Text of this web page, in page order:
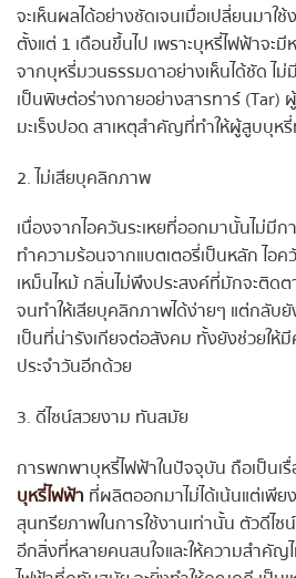
จะเห็นผลได้อย่างชัดเจนเมื่อเปลี่ยนมาใ
ตั้งแต่ 1 เดือนขึ้นไป เพราะบุหรี่ไฟฟ้าจ
จากบุหรี่มวนธรรมดาอย่างเห็นได้ชัด ไม่
เป็นพิษต่อร่างกายอย่างสารทาร์ (Tar)
มะเร็งปอด สาเหตุสำคัญที่ทำให้ผู้สูบบุห
2. ไม่เสียบุคลิกภาพ
เนื่องจากไอควันระเหยที่ออกมานั้นไม่มีกา
ทำความร้อนจากแบตเตอรี่เป็นหลัก ไอ
เหม็นไหม้ กลิ่นไม่พึงประสงค์ที่มักจะติด
จนทำให้เสียบุคลิกภาพได้ง่ายๆ แต่กลับ
เป็นที่น่ารังเกียจต่อสังคม ทั้งยังช่วยให้มี
ประจำวันอีกด้วย
3. ดีไซน์สวยงาม ทันสมัย
การพกพาบุหรี่ไฟฟ้าในปัจจุบัน ถือเป็นเ
บุหรี่ไฟฟ้า ที่ผลิตออกมาไม่ได้เน้นแต่เพี
สุนทรียภาพในการใช้งานเท่านั้น ตัวดีไซ
อีกสิ่งที่หลายคนสนใจและให้ความสำคัญ